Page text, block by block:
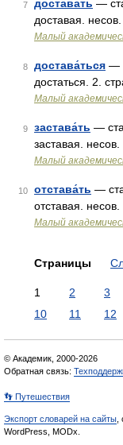
7 достава́ть —
доставая. несов.
Малый
8 достава́ться —
достаться. 2.
Малый
9 застава́ть —
заставая. несов.
Малый
10 отстава́ть —
отставая. несов.
Малый
Страницы
1 2 3
10
11 12
© Академик, 2000-2026
Обратная связь:
👣 Путешествия
Экспорт словарей на сайты
WordPress, MODx.